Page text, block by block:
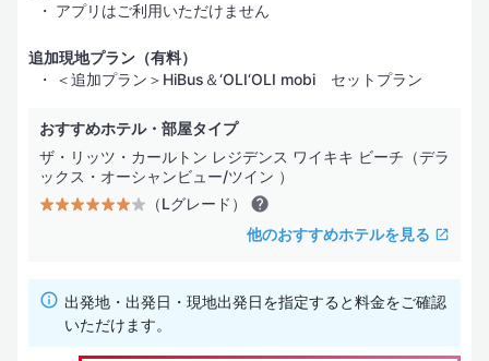
アプリはご利用いただけません
追加現地プラン（有料）
＜追加プラン＞HiBus＆‘OLI‘OLI mobi セットプラン
おすすめホテル・部屋タイプ
ザ・リッツ・カールトン レジデンス ワイキキ ビーチ（デラ
ックス・オーシャンビュー/ツイン ）
（Lグレード）
他のおすすめホテルを見る
出発地・出発日・現地出発日を指定すると料金をご確認
いただけます。